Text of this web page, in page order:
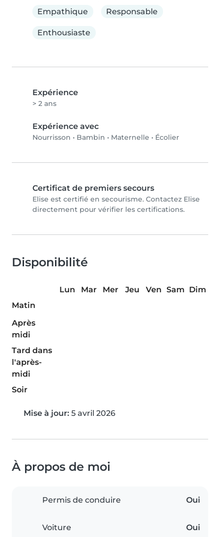
Empathique
Responsable
Enthousiaste
Expérience
> 2 ans
Expérience avec
Nourrisson • Bambin • Maternelle • Écolier
Certificat de premiers secours
Elise est certifié en secourisme. Contactez Elise
directement pour vérifier les certifications.
Disponibilité
Lun Mar Mer Jeu Ven Sam Dim
Matin
Après
midi
Tard dans
l'après-
midi
Soir
Mise à jour: 5 avril 2026
À propos de moi
Permis de conduire Oui
Voiture Oui